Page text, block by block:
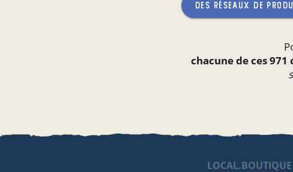
des réseaux de
chacune de ces
LOCAL.BOUTIQUE